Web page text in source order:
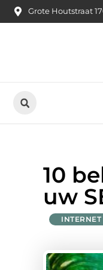
Grote Houtstraat
10
uw